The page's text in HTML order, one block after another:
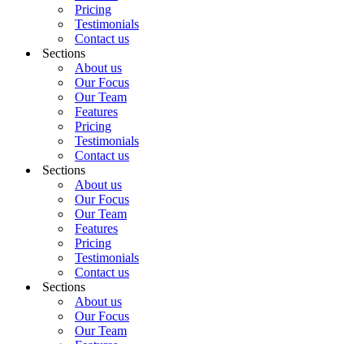
Pricing
Testimonials
Contact us
Sections
About us
Our Focus
Our Team
Features
Pricing
Testimonials
Contact us
Sections
About us
Our Focus
Our Team
Features
Pricing
Testimonials
Contact us
Sections
About us
Our Focus
Our Team